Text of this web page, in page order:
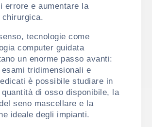
errore e aumentare la
chirurgica.
tecnologie come
computer guidata
un enorme passo avanti:
tridimensionali e
è possibile studiare in
di osso disponibile, la
seno mascellare e la
ideale degli impianti.